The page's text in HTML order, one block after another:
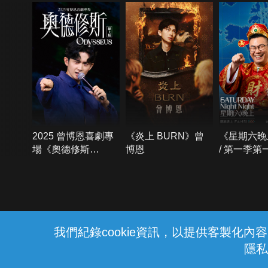
我們紀錄cookie資訊，以提供客製化內
隱
2025 曾博恩喜劇專
場《奧德修斯
《炎上 BURN》曾
博恩
《星期六
/ 第一季第